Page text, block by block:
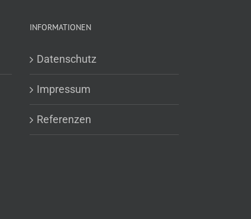
INFORMATIONEN
Datenschutz
Impressum
Referenzen